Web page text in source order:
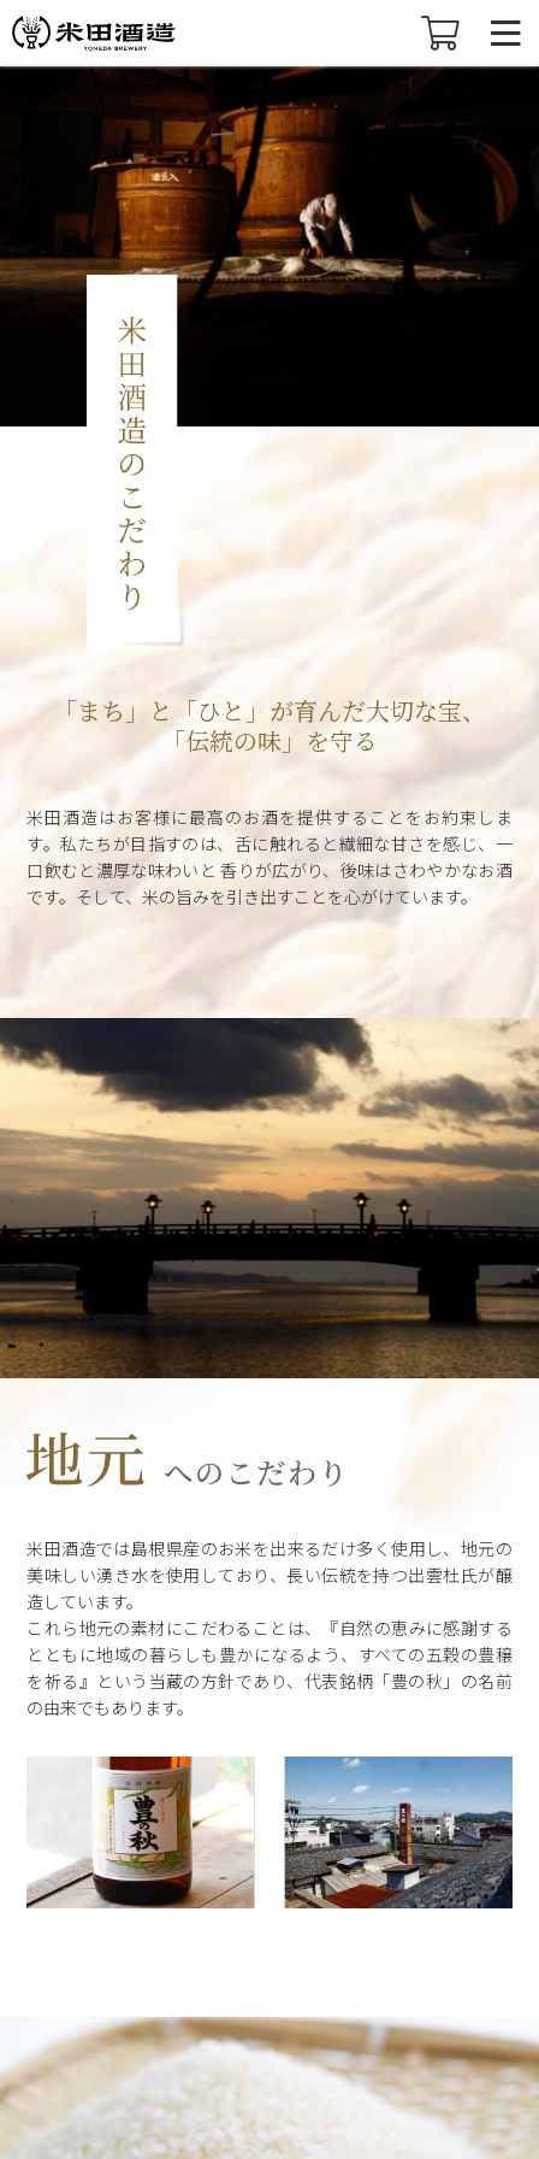
「まち」と「ひと」が育んだ大切な宝、
「伝統の味」を守る
米田酒造はお客様に最高のお酒を提供することをお約束しま
す。私たちが目指すのは、舌に触れると繊細な甘さを感じ、一
口飲むと濃厚な味わいと 香りが広がり、後味はさわやかなお酒
です。そして、米の旨みを引き出すことを心がけています。
米田酒造では島根県産のお米を出来るだけ多く使用し、地元の
美味しい湧き水を使用しており、長い伝統を持つ出雲杜氏が醸
造しています。
これら地元の素材にこだわることは、『自然の恵みに感謝する
とともに地域の暮らしも豊かになるよう、すべての五穀の豊穣
を祈る』という当蔵の方針であり、代表銘柄「豊の秋」の名前
の由来でもあります。